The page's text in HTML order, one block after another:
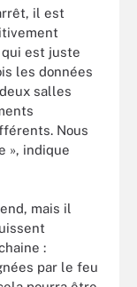
il est
est juste
les données
salles
Nous
», indique
mais il
:
par le feu